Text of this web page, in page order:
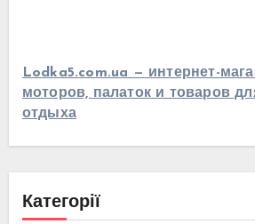
Lodka5.com.ua — интернет-
моторов, палаток и товаров
отдыха
Категорії